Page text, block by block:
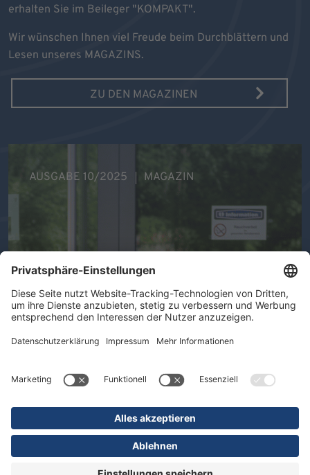
erhalten Sie im Beileger "KOMPAKT".
Wir wünschen Ihnen viel Freude beim Durchblättern und
Lesen unseres MAGAZINS.
ZU DEN MAGAZINEN
Ihre Gesundheit im Mittelpunkt -
Therapeutische Vielfalt in der DR.
AUSGABE 10/2025 MAGAZIN